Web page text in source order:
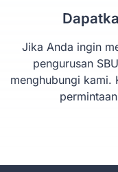
Jika Anda ingin
pengurusan
menghubungi kami.